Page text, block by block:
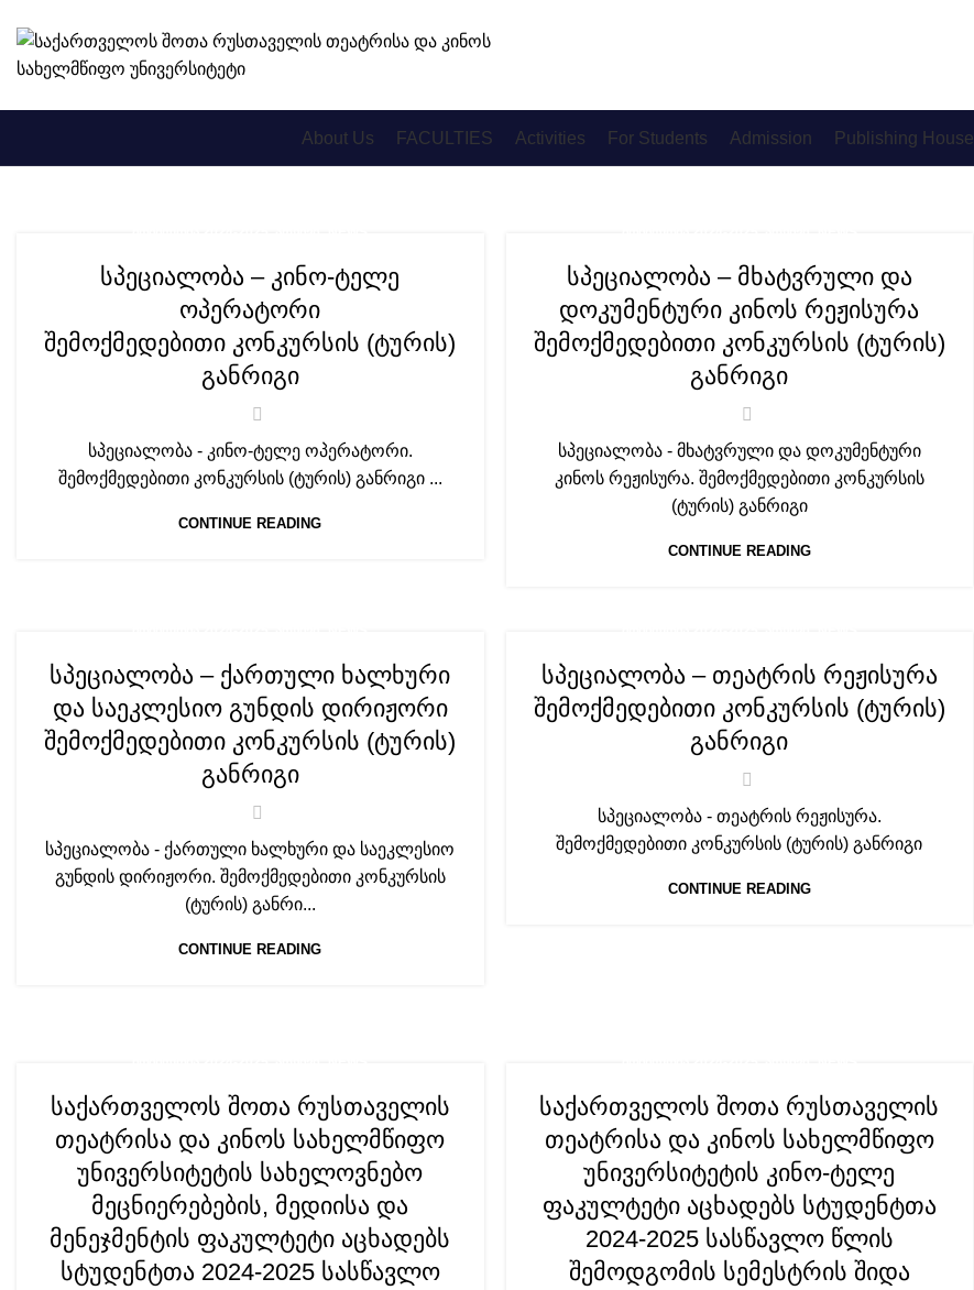
About Us FACULTIES Activities For Students Admission Publishing House
სპეციალობა – კინო-ტელე
ოპერატორი
შემოქმედებითი კონკურსის (ტურის)
განრიგი
სპეციალობა - კინო-ტელე ოპერატორი.
შემოქმედებითი კონკურსის (ტურის) განრიგი ...
CONTINUE READING
სპეციალობა – მხატვრული და
დოკუმენტური კინოს რეჟისურა
შემოქმედებითი კონკურსის (ტურის)
განრიგი
სპეციალობა - მხატვრული და დოკუმენტური
კინოს რეჟისურა. შემოქმედებითი კონკურსის
(ტურის) განრიგი
CONTINUE READING
სპეციალობა – ქართული ხალხური
და საეკლესიო გუნდის დირიჟორი
შემოქმედებითი კონკურსის (ტურის)
განრიგი
სპეციალობა - ქართული ხალხური და საეკლესიო
გუნდის დირიჟორი. შემოქმედებითი კონკურსის
(ტურის) განრი...
CONTINUE READING
სპეციალობა – თეატრის რეჟისურა
შემოქმედებითი კონკურსის (ტურის)
განრიგი
სპეციალობა - თეატრის რეჟისურა.
შემოქმედებითი კონკურსის (ტურის) განრიგი
CONTINUE READING
საქართველოს შოთა რუსთაველის
თეატრისა და კინოს სახელმწიფო
უნივერსიტეტის სახელოვნებო
მეცნიერებების, მედიისა და
მენეჯმენტის ფაკულტეტი აცხადებს
სტუდენტთა 2024-2025 სასწავლო
საქართველოს შოთა რუსთაველის
თეატრისა და კინოს სახელმწიფო
უნივერსიტეტის კინო-ტელე
ფაკულტეტი აცხადებს სტუდენტთა
2024-2025 სასწავლო წლის
შემოდგომის სემესტრის შიდა